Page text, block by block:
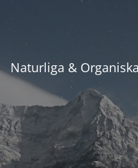
Naturliga &